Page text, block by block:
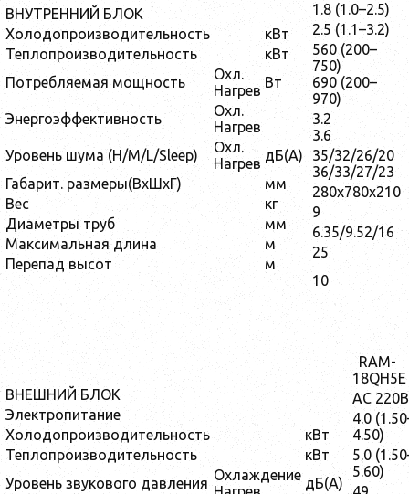
ВНУТРЕННИЙ БЛОК
Холодопроизводительность
кВт
Теплопроизводительность
кВт
Потребляемая мощность
Охл.
Нагрев Вт
Энергоэффективность
Охл.
Нагрев
Уровень шума (H/M/L/Sleep)
Охл.
Нагрев дБ(А)
Габарит. размеры(ВxШxГ)
мм
Вес
кг
Диаметры труб
мм
Максимальная длина
м
Перепад высот
м
1.8 (1.0–2.5)
2.5 (1.1–3.2)
560 (200–
750)
690 (200–
970)
3.2
3.6
35/32/26/20
36/33/27/23
280х780х210
9
6.35/9.52/16
25
10
ВНЕШНИЙ БЛОК
Электропитание
Холодопроизводительность
кВт
Теплопроизводительность
кВт
Уровень звукового давления Охлаждение дБ(А)
RAM-
18QH5E
AC
4.0
4.50)
5.0
5.60)